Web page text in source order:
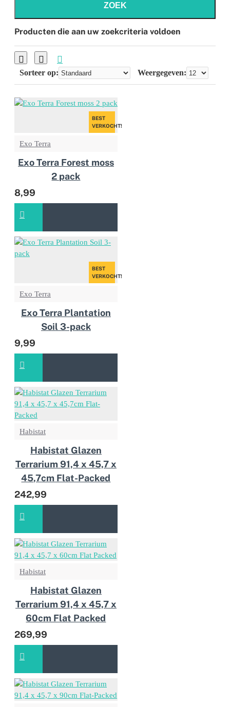
ZOEK
Producten die aan uw zoekcriteria voldoen
Sorteer op: Weergegeven:
BEST
VERKOCHT!
Exo Terra
Exo Terra Forest moss
2 pack
8,99
BEST
VERKOCHT!
Exo Terra
Exo Terra Plantation
Soil 3-pack
9,99
Habistat
Habistat Glazen
Terrarium 91,4 x 45,7 x
45,7cm Flat-Packed
242,99
Habistat
Habistat Glazen
Terrarium 91,4 x 45,7 x
60cm Flat Packed
269,99